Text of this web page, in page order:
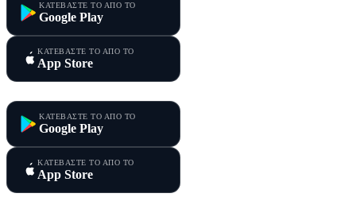
ΚΑΤΕΒΑΣΤΕ ΤΟ ΑΠΟ ΤΟ
Google Play
ΚΑΤΕΒΑΣΤΕ ΤΟ ΑΠΟ ΤΟ
App Store
ΚΑΤΕΒΑΣΤΕ ΤΟ ΑΠΟ ΤΟ
Google Play
ΚΑΤΕΒΑΣΤΕ ΤΟ ΑΠΟ ΤΟ
App Store